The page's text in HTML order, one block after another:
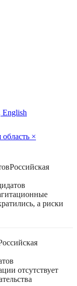
English
область ×
Российская
а риски
отсутствует